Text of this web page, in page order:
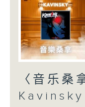
〈音乐桑